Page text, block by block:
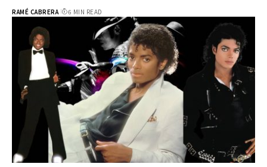
RAMÉ CABRERA 6 MIN READ